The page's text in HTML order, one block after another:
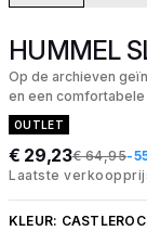
HUMMEL
Op de archieven
en een
OUTLET
€ 29,23€ 64,95-
Laatste
KLEUR: